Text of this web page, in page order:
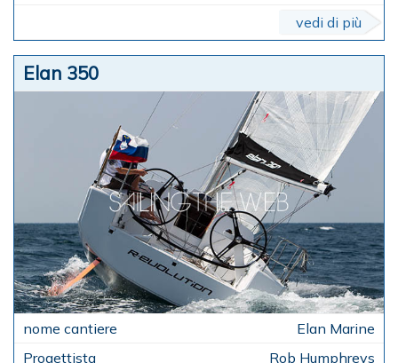
vedi di più
Elan 350
Elan Marine
Rob Humphreys